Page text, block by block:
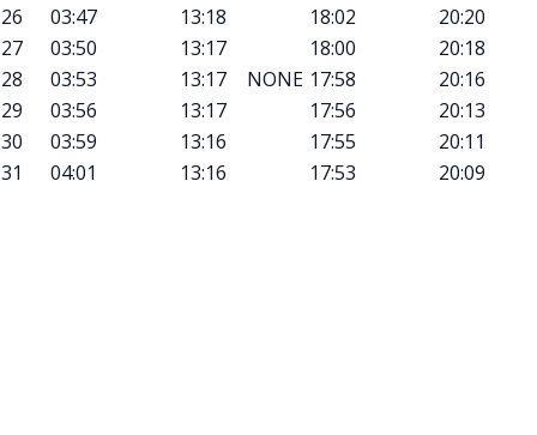
26
03:47 13:18 18:02
20:20
27
03:50 13:17 18:00
20:18
28
03:53 13:17 NONE 17:58
20:16
29
03:56 13:17 17:56
20:13
30
03:59 13:16 17:55
20:11
31
04:01 13:16 17:53 20:09